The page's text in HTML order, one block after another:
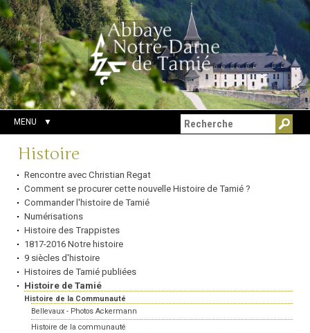
Aller
au
contenu.
|
Aller
à
la
navigation
Outils
personnels
Chercher par
Recherche
avancée…
MENU
Navigation
Histoire
Rencontre avec Christian Regat
Comment se procurer cette nouvelle Histoire de Tamié ?
Commander l'histoire de Tamié
Numérisations
Histoire des Trappistes
1817-2016 Notre histoire
9 siècles d'histoire
Histoires de Tamié publiées
Histoire de Tamié
Histoire de la Communauté
Bellevaux - Photos Ackermann
Histoire de la communauté